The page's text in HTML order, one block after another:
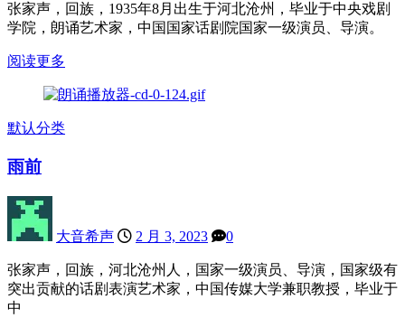
张家声，回族，1935年8月出生于河北沧州，毕业于中央戏剧
学院，朗诵艺术家，中国国家话剧院国家一级演员、导演。
阅读更多
默认分类
雨前
大音希声 2 月 3, 2023 0
张家声，回族，河北沧州人，国家一级演员、导演，国家级有
突出贡献的话剧表演艺术家，中国传媒大学兼职教授，毕业于
中